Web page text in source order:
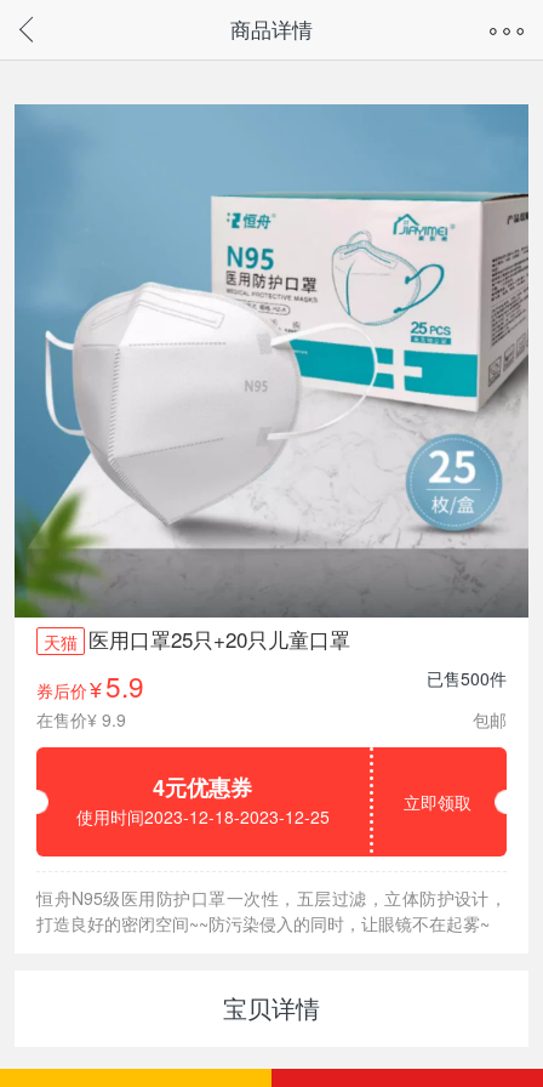
请通过微信或支付宝搜“奇兔客小程序”访问
商品详情
天猫 医用口罩25只+20只儿童口罩
券后价¥ 5.9
已售500件
在售价¥ 9.9
包邮
4元优惠券
使用时间2023-12-18-2023-12-25
立即领取
恒舟N95级医用防护口罩一次性，五层过滤，立体防护设计，
打造良好的密闭空间~~防污染侵入的同时，让眼镜不在起雾~
宝贝详情